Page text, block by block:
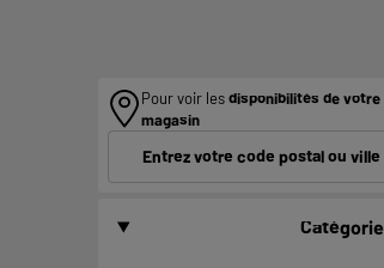
Pour voir lesdisponibilités de votre
magasin
Entrez votre code postal ou ville
Catégorie